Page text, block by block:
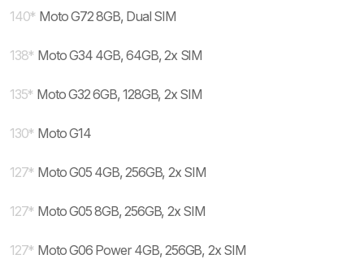
140* Moto G72 8GB, Dual SIM
138* Moto G34 4GB, 64GB, 2x SIM
135* Moto G32 6GB, 128GB, 2x SIM
130* Moto G14
127* Moto G05 4GB, 256GB, 2x SIM
127* Moto G05 8GB, 256GB, 2x SIM
127* Moto G06 Power 4GB, 256GB, 2x SIM